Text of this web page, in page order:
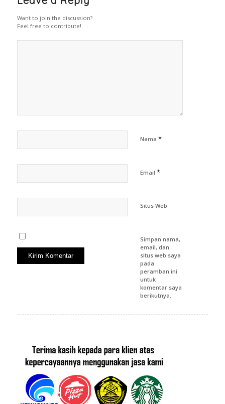
Want to join the discussion?
Feel free to contribute!
Nama *
Email *
Situs Web
Simpan nama,
email, dan
situs web saya
pada
peramban ini
untuk
komentar saya
berikutnya.